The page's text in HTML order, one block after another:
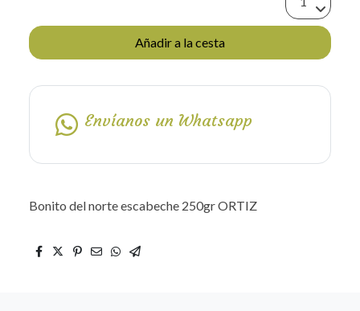
Añadir a la cesta
Envíanos un Whatsapp
Bonito del norte escabeche 250gr ORTIZ